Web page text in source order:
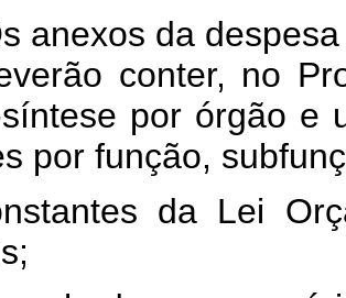
anexos da
conter, no
por órgão e
por função,
da Lei